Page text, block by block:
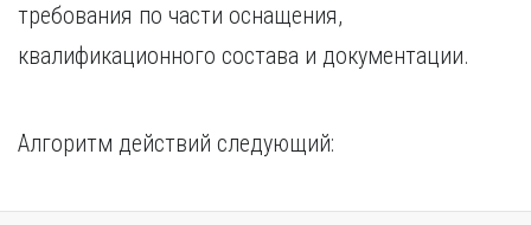
требования по части оснащения,
квалификационного состава и документации.
Алгоритм действий следующий: